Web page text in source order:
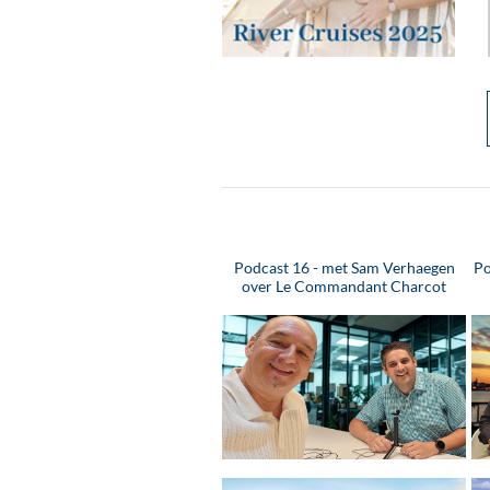
Podcast 16 - met Sam Verhaegen
over Le Commandant Charcot